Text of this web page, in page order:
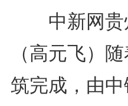
中新网贵
（高元飞）
筑完成，由